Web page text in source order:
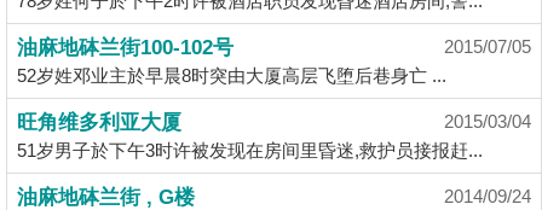
们
油麻地砵兰街100-102号
2015/07/05
52岁姓邓业主於早晨8时突由大厦高层飞堕后巷身亡 ...
旺角维多利亚大厦
2015/03/04
51岁男子於下午3时许被发现在房间里昏迷,救护员接报赶...
油麻地砵兰街 , G楼
2014/09/24